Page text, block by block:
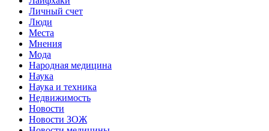
Личный счет
Люди
Места
Мнения
Мода
Народная медицина
Наука
Наука и техника
Недвижимость
Новости
Новости ЗОЖ